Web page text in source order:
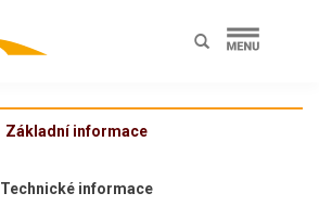
Základní informace
Technické informace